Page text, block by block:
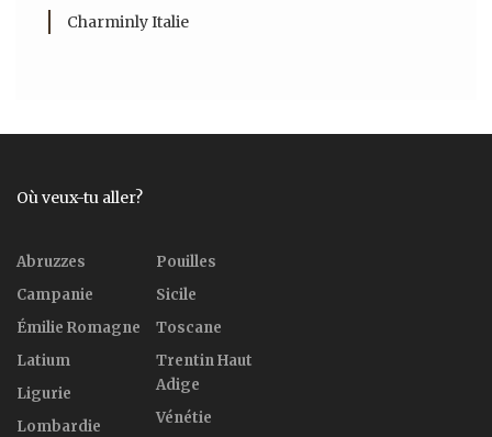
Charminly Italie
Où veux-tu aller?
Abruzzes
Campanie
Émilie Romagne
Latium
Ligurie
Lombardie
Pouilles
Sicile
Toscane
Trentin Haut
Adige
Vénétie